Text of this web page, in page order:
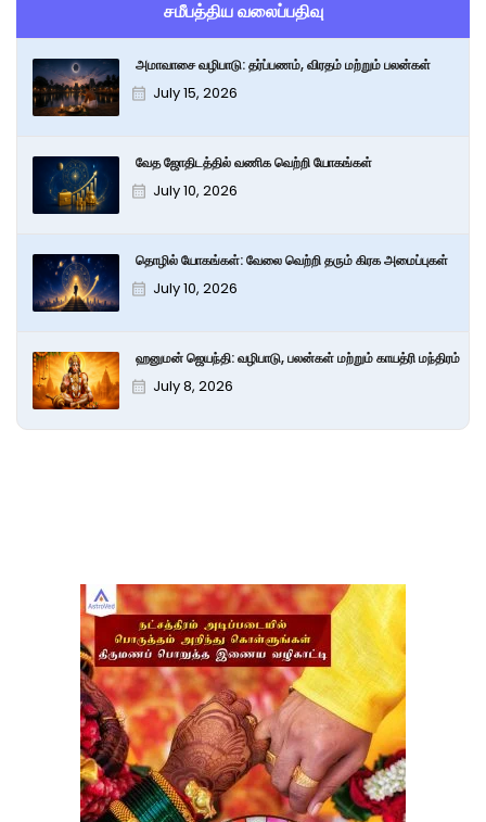
சமீபத்திய வலைப்பதிவு
அமாவாசை வழிபாடு: தர்ப்பணம், விரதம் மற்றும் பலன்கள்
July 15, 2026
வேத ஜோதிடத்தில் வணிக வெற்றி யோகங்கள்
July 10, 2026
தொழில் யோகங்கள்: வேலை வெற்றி தரும் கிரக அமைப்புகள்
July 10, 2026
ஹனுமன் ஜெயந்தி: வழிபாடு, பலன்கள் மற்றும் காயத்ரி மந்திரம்
July 8, 2026